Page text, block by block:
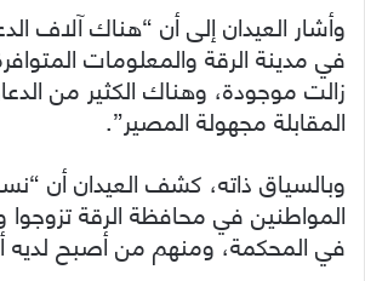
وأشار العيدان إلى أن “هناك آلاف
في مدينة الرقة والمعلومات
زالت موجودة، وهناك الكثير من
المقابلة مجهولة المصير”.
وبالسياق ذاته، كشف العيدان أن
المواطنين في محافظة الرقة تزوجوا
في المحكمة، ومنهم من أصبح لديه